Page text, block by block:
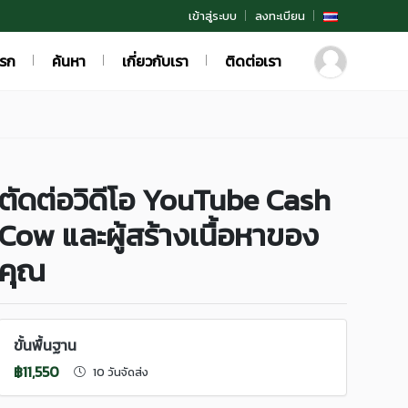
เข้าสู่ระบบ ลงทะเบียน
ก ค้นหา เกี่ยวกับเรา ติดต่อเรา
ดต่อวิดีโอ YouTube Cash
และผู้สร้างเนื้อหาของ
ณ
ขั้นพื้นฐาน
฿11,550
10 วันจัดส่ง